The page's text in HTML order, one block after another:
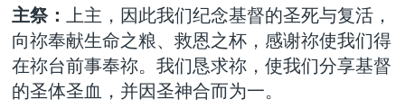
主祭： 上主，因此我们纪念基督的圣死与复活，
向祢奉献生命之粮、救恩之杯，感谢祢使我们得
在祢台前事奉祢。我们恳求祢，使我们分享基督
的圣体圣血，并因圣神合而为一。